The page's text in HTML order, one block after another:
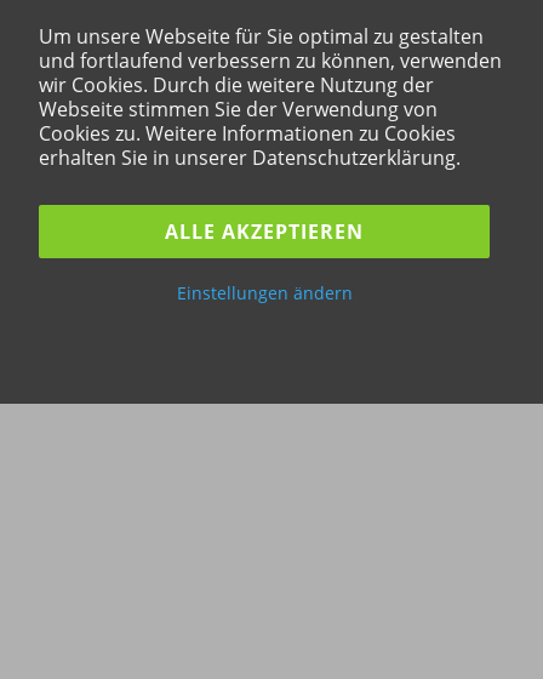
Um unsere Webseite für Sie optimal zu gestalten
und fortlaufend verbessern zu können, verwenden
wir Cookies. Durch die weitere Nutzung der
Webseite stimmen Sie der Verwendung von
Cookies zu. Weitere Informationen zu Cookies
erhalten Sie in unserer Datenschutzerklärung.
ALLE AKZEPTIEREN
Einstellungen ändern